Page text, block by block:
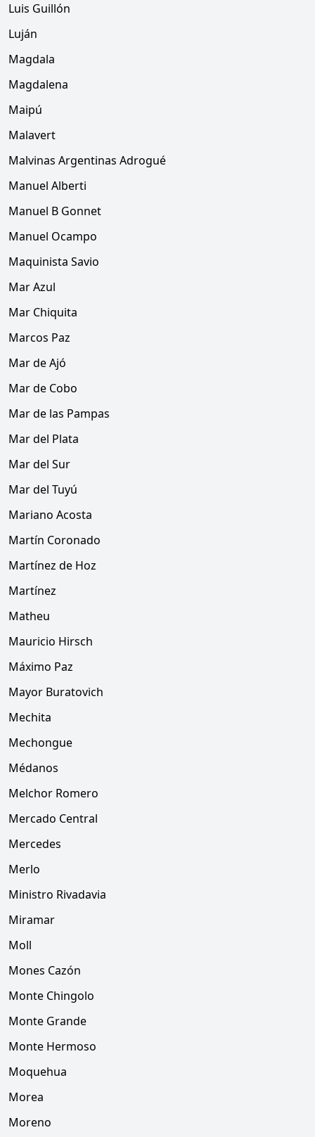
Luis Guillón
Luján
Magdala
Magdalena
Maipú
Malavert
Malvinas Argentinas Adrogué
Manuel Alberti
Manuel B Gonnet
Manuel Ocampo
Maquinista Savio
Mar Azul
Mar Chiquita
Marcos Paz
Mar de Ajó
Mar de Cobo
Mar de las Pampas
Mar del Plata
Mar del Sur
Mar del Tuyú
Mariano Acosta
Martín Coronado
Martínez de Hoz
Martínez
Matheu
Mauricio Hirsch
Máximo Paz
Mayor Buratovich
Mechita
Mechongue
Médanos
Melchor Romero
Mercado Central
Mercedes
Merlo
Ministro Rivadavia
Miramar
Moll
Mones Cazón
Monte Chingolo
Monte Grande
Monte Hermoso
Moquehua
Morea
Moreno